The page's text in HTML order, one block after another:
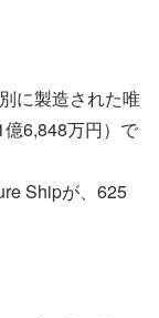
に製造された唯
6,848万円）で
Shipが、625